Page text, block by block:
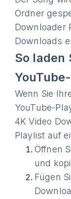
Ordner
Downloader
Downloads
So laden
Wenn Sie
YouTube-
4K Video
Playlist auf
Öffnen
und
Fügen